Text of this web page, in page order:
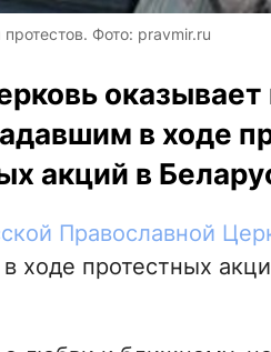
Фото: pravmir.ru
в ходе
акций в
Православной
протестных